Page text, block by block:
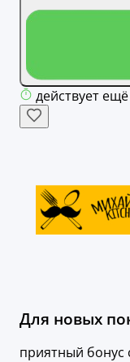
действует
Для новых
приятный бонус